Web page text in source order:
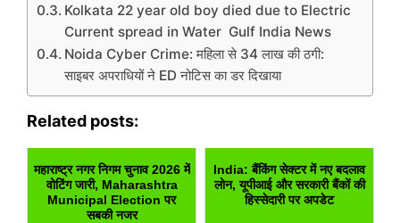
Kolkata 22 year old boy died due to Electric
Current spread in Water Gulf India News
Noida Cyber Crime: महिला से 34 लाख की ठगी:
साइबर अपराधियों ने ED नोटिस का डर दिखाया
Related posts:
महाराष्ट्र नगर निगम चुनाव 2026 में
वोटिंग जारी, Maharashtra
Municipal Election पर
सबकी नजर
India: बैंकिंग सेक्टर में नए बदलाव
लोन, यूपीआई और सरकारी बैंकों की
हिस्सेदारी पर अपडेट